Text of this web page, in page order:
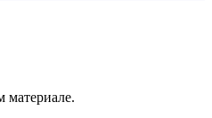
материале.